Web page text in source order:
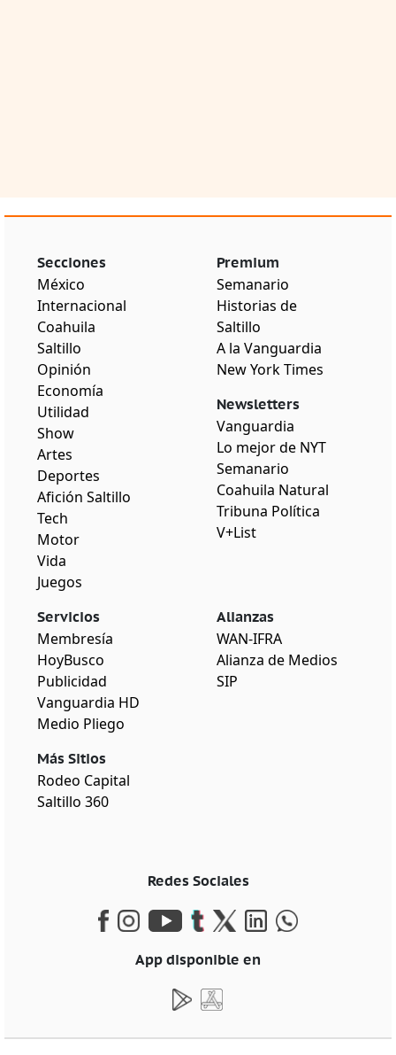
Secciones
México
Internacional
Coahuila
Saltillo
Opinión
Economía
Utilidad
Show
Artes
Deportes
Afición Saltillo
Tech
Motor
Vida
Juegos
Premium
Semanario
Historias de
Saltillo
A la Vanguardia
New York Times
Newsletters
Vanguardia
Lo mejor de NYT
Semanario
Coahuila Natural
Tribuna Política
V+List
Servicios
Membresía
HoyBusco
Publicidad
Vanguardia HD
Medio Pliego
Más Sitios
Rodeo Capital
Saltillo 360
Alianzas
WAN-IFRA
Alianza de Medios
SIP
Redes Sociales
App disponible en